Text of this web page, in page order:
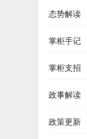
态势解读
掌柜手记
掌柜支招
政事解读
政策更新